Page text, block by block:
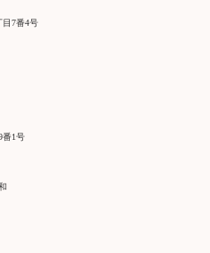
目7番4号
番1号